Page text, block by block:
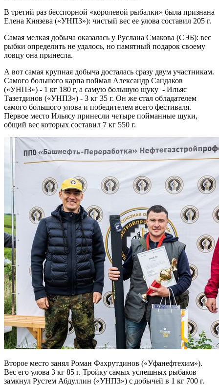
В третий раз бесспорной «королевой рыбалки» была признана
Елена Князева («УНПЗ»): чистый вес ее улова составил 205 г.
Самая мелкая добыча оказалась у Руслана Смакова (СЭБ): вес
рыбки определить не удалось, но памятный подарок своему
ловцу она принесла.
А вот самая крупная добыча досталась сразу двум участникам.
Самого большого карпа поймал Александр Сандаков
(«УНПЗ») - 1 кг 180 г, а самую большую щуку - Ильяс
Тазетдинов («УНПЗ») - 3 кг 35 г. Он же стал обладателем
самого большого улова и победителем всего фестиваля.
Первое место Ильясу принесли четыре пойманные щуки,
общий вес которых составил 7 кг 550 г.
Второе место занял Роман Фахрутдинов («Уфанефтехим»).
Вес его улова 3 кг 85 г. Тройку самых успешных рыбаков
замкнул Рустем Абдуллин («УНПЗ») с добычей в 1 кг 700 г.